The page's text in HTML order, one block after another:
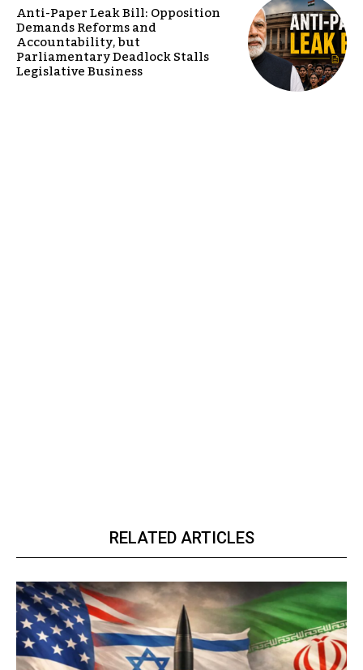
Anti-Paper Leak Bill: Opposition
Demands Reforms and
Accountability, but
Parliamentary Deadlock Stalls
Legislative Business
RELATED ARTICLES